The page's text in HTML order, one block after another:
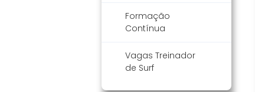
Formação
Contínua
Vagas Treinador
de Surf